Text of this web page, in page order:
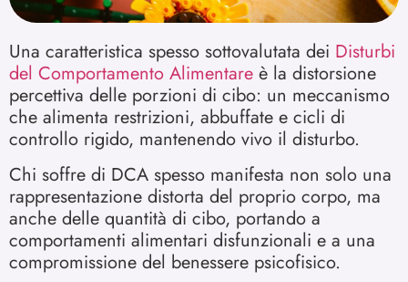
Una caratteristica spesso sottovalutata dei Disturbi
del Comportamento Alimentare è la distorsione
percettiva delle porzioni di cibo: un meccanismo
che alimenta restrizioni, abbuffate e cicli di
controllo rigido, mantenendo vivo il disturbo.
Chi soffre di DCA spesso manifesta non solo una
rappresentazione distorta del proprio corpo, ma
anche delle quantità di cibo, portando a
comportamenti alimentari disfunzionali e a una
compromissione del benessere psicofisico.